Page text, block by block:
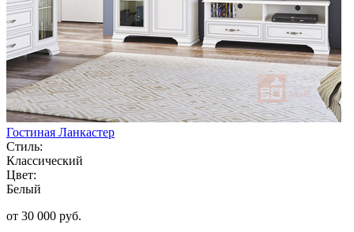
Гостиная Ланкастер
Стиль:
Классический
Цвет:
Белый
от 30 000 руб.